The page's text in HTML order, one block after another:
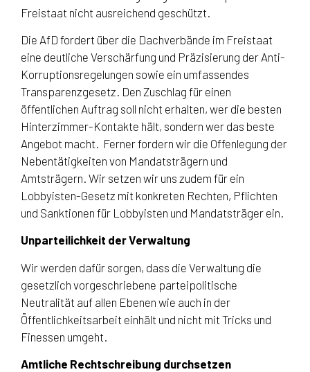
Freistaat nicht ausreichend geschützt.
Die AfD fordert über die Dachverbände im Freistaat
eine deutliche Verschärfung und Präzisierung der Anti-
Korruptionsregelungen sowie ein umfassendes
Transparenzgesetz. Den Zuschlag für einen
öffentlichen Auftrag soll nicht erhalten, wer die besten
Hinterzimmer-Kontakte hält, sondern wer das beste
Angebot macht. Ferner fordern wir die Offenlegung der
Nebentätigkeiten von Mandatsträgern und
Amtsträgern. Wir setzen wir uns zudem für ein
Lobbyisten-Gesetz mit konkreten Rechten, Pflichten
und Sanktionen für Lobbyisten und Mandatsträger ein.
Unparteilichkeit der Verwaltung
Wir werden dafür sorgen, dass die Verwaltung die
gesetzlich vorgeschriebene parteipolitische
Neutralität auf allen Ebenen wie auch in der
Öffentlichkeitsarbeit einhält und nicht mit Tricks und
Finessen umgeht.
Amtliche Rechtschreibung durchsetzen